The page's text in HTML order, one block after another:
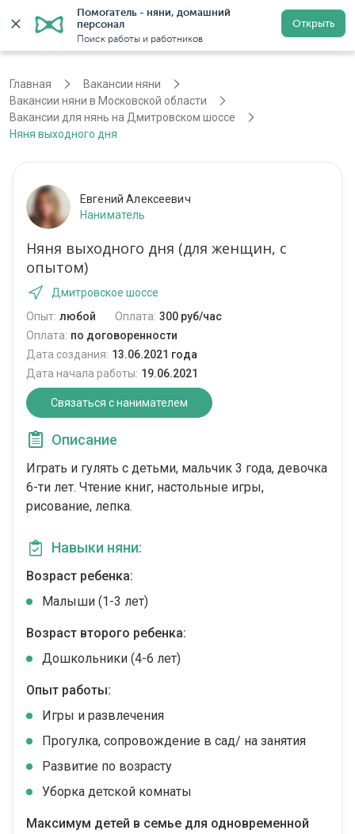
Помогатель - няни, домашний
персонал
Поиск работы и работников
Открыть
Регистрация
Главная
Вакансии няни
Вакансии няни в Московской области
Вакансии для нянь на Дмитровском шоссе
Няня выходного дня
Евгений Алексеевич
Наниматель
Няня выходного дня (для женщин, с
опытом)
Дмитровское шоссе
Опыт: любой Оплата: 300 руб/час
Оплата: по договоренности
Дата создания: 13.06.2021 года
Дата начала работы: 19.06.2021
Связаться с нанимателем
Описание
Играть и гулять с детьми, мальчик 3 года, девочка
6-ти лет. Чтение книг, настольные игры,
рисование, лепка.
Навыки няни:
Возраст ребенка:
Малыши (1-3 лет)
Возраст второго ребенка:
Дошкольники (4-6 лет)
Опыт работы:
Игры и развлечения
Прогулка, сопровождение в сад/ на занятия
Развитие по возрасту
Уборка детской комнаты
Максимум детей в семье для одновременной